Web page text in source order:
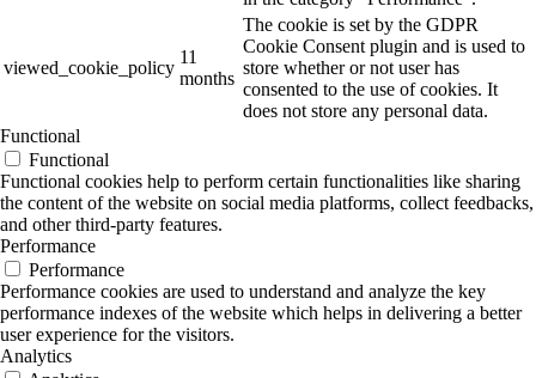
viewed_cookie_policy
11
months
The cookie is set by the GDPR
Cookie Consent plugin and is used to
store whether or not user has
consented to the use of cookies. It
does not store any personal data.
Functional
Functional
Functional cookies help to perform certain functionalities like sharing
the content of the website on social media platforms, collect feedbacks,
and other third-party features.
Performance
Performance
Performance cookies are used to understand and analyze the key
performance indexes of the website which helps in delivering a better
user experience for the visitors.
Analytics